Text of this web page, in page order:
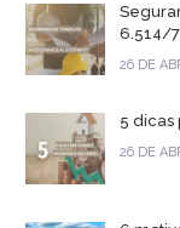
6.514/
26 DE
5 dicas
26 DE